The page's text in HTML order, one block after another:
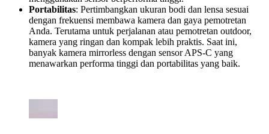
Portabilitas: Pertimbangkan ukuran bodi dan lensa sesuai
dengan frekuensi membawa kamera dan gaya pemotretan
Anda. Terutama untuk perjalanan atau pemotretan outdoor,
kamera yang ringan dan kompak lebih praktis. Saat ini,
banyak kamera mirrorless dengan sensor APS-C yang
menawarkan performa tinggi dan portabilitas yang baik.